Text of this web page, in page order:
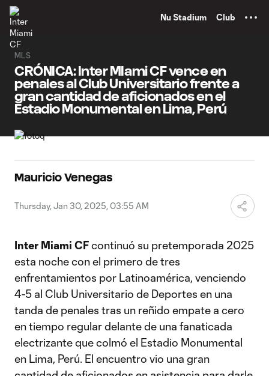
Nu Stadium Club
MLS
CRÓNICA: Inter MIami CF vence en
penales al Club Universitario frente a
gran cantidad de aficionados en el
Estadio Monumental en Lima, Perú
Mauricio Venegas
Thursday, Jan 30, 2025, 03:55 AM
Inter Miami CFcontinuó su pretemporada 2025
esta noche con el primero de tres
enfrentamientos por Latinoamérica, venciendo
4-5 al Club Universitario de Deportes en una
tanda de penales tras un reñido empate a cero
en tiempo regular delante de una fanaticada
electrizante que colmó el Estadio Monumental
en Lima, Perú. El encuentro vio una gran